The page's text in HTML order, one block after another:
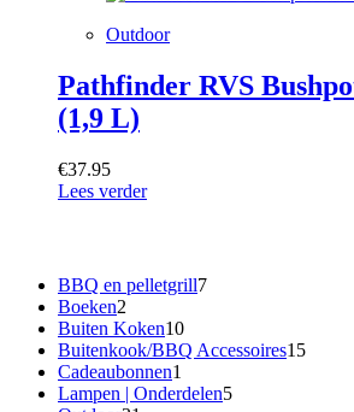
Outdoor
Pathfinder RVS
(1,9 L)
€37.95
Lees verder
BBQ en pelletgrill77
Boeken2
producten
Buiten Koken1010
producten
Buitenkook/BBQ Accessoires1515
Cadeaubonnen1
product
Lampen | Onderdelen55